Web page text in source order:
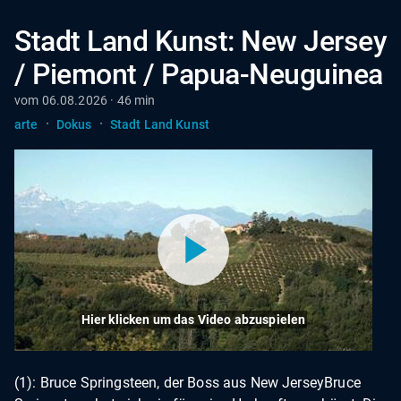
Stadt Land Kunst: New Jersey
/ Piemont / Papua-Neuguinea
vom 06.08.2026 · 46 min
arte
· Dokus · Stadt Land Kunst
Hier klicken um das Video abzuspielen
(1): Bruce Springsteen, der Boss aus New JerseyBruce